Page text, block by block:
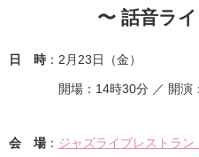
〜 話音ラ
日 時 ：2月23日（金）
開場：14時30分 ／ 開演
会 場： ジャズライブレストラン